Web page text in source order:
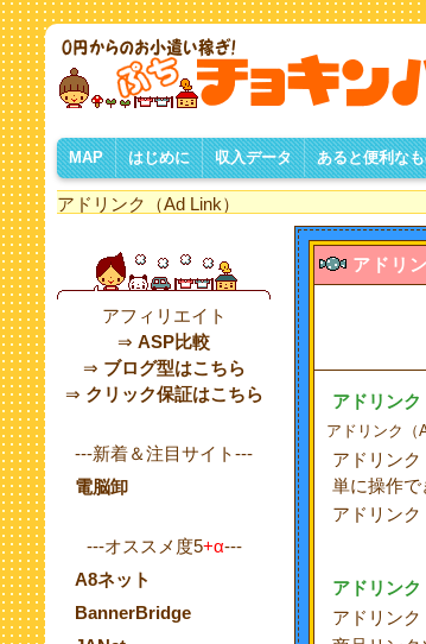
MAP はじめに
お小遣い稼ぎとは
きっかけなど・・・
お小遣い稼ぎのしくみ
収入詳細公開の理由
ネット収入の種類
収入データ
収入データについて
月別収入一覧
収入ランキング
掲載サイト一覧
サイト訪問リスト
あると便利な
あると便利な
フリーメール
ネットバンク
便利なフリー
自分のHP/ブ
アドリンク（Ad Link）
アフィリエイト
⇒ ASP比較
⇒ ブログ型はこちら
⇒ クリック保証はこちら
---新着＆注目サイト---
電脳卸
---オススメ度5+α---
A8ネット
BannerBridge
アドリ
アドリンク
アドリンク（
アドリン
単に操作で
アドリンク
アドリン
アドリンク